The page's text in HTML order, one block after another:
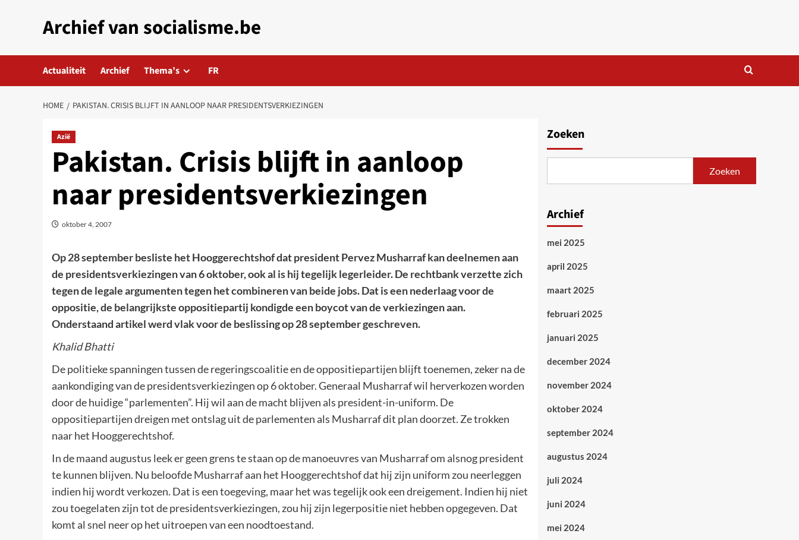
Archief van socialisme.be
Actualiteit Archief Thema’s FR
HOME PAKISTAN. CRISIS BLIJFT IN AANLOOP NAAR PRESIDENTSVERKIEZINGEN
Azië
Pakistan. Crisis blijft in aanloop
naar presidentsverkiezingen
oktober 4, 2007
Op 28 september besliste het Hooggerechtshof dat president Pervez Musharraf kan deelnemen aan
de presidentsverkiezingen van 6 oktober, ook al is hij tegelijk legerleider. De rechtbank verzette zich
tegen de legale argumenten tegen het combineren van beide jobs. Dat is een nederlaag voor de
oppositie, de belangrijkste oppositiepartij kondigde een boycot van de verkiezingen aan.
Onderstaand artikel werd vlak voor de beslissing op 28 september geschreven.
Khalid Bhatti
De politieke spanningen tussen de regeringscoalitie en de oppositiepartijen blijft toenemen, zeker na de
aankondiging van de presidentsverkiezingen op 6 oktober. Generaal Musharraf wil herverkozen worden
door de huidige “parlementen”. Hij wil aan de macht blijven als president-in-uniform. De
oppositiepartijen dreigen met ontslag uit de parlementen als Musharraf dit plan doorzet. Ze trokken
naar het Hooggerechtshof.
In de maand augustus leek er geen grens te staan op de manoeuvres van Musharraf om alsnog president
te kunnen blijven. Nu beloofde Musharraf aan het Hooggerechtshof dat hij zijn uniform zou neerleggen
indien hij wordt verkozen. Dat is een toegeving, maar het was tegelijk ook een dreigement. Indien hij niet
zou toegelaten zijn tot de presidentsverkiezingen, zou hij zijn legerpositie niet hebben opgegeven. Dat
komt al snel neer op het uitroepen van een noodtoestand.
Zoeken
Zoeken
Archief
mei 2025
april 2025
maart 2025
februari 2025
januari 2025
december 2024
november 2024
oktober 2024
september 2024
augustus 2024
juli 2024
juni 2024
mei 2024